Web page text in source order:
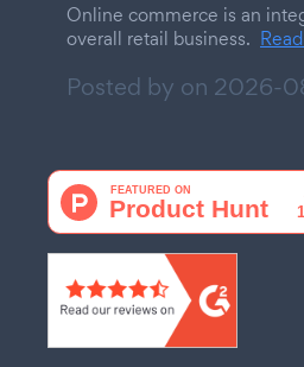
Online commerce is an
overall retail business.
Posted by on 2026-